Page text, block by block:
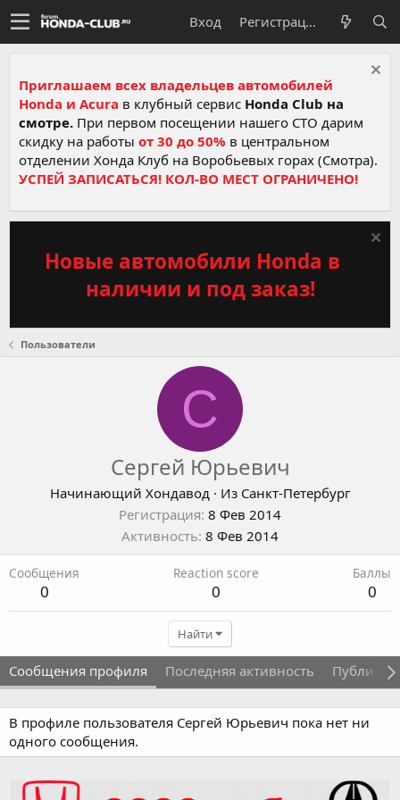
Вход Регистрация
Приглашаем всех владельцев автомобилей
Honda и Acura в клубный сервис Honda Club на
смотре. При первом посещении нашего СТО дарим
скидку на работы от 30 до 50% в центральном
отделении Хонда Клуб на Воробьевых горах (Смотра).
УСПЕЙ ЗАПИСАТЬСЯ! КОЛ-ВО МЕСТ ОГРАНИЧЕНО!
Новые автомобили Honda в
наличии и под заказ!
Пользователи
С
Сергей Юрьевич
Начинающий Хондавод · Из Санкт-Петербург
Регистрация 8 Фев 2014
Активность 8 Фев 2014
Сообщения
0
Reaction score
0
Баллы
0
Найти
Сообщения профиля Последняя активность
В профиле пользователя Сергей Юрьевич пока нет ни
одного сообщения.